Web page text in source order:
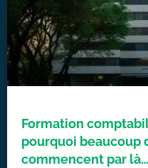
Formation
pourquoi beaucoup
commencent par